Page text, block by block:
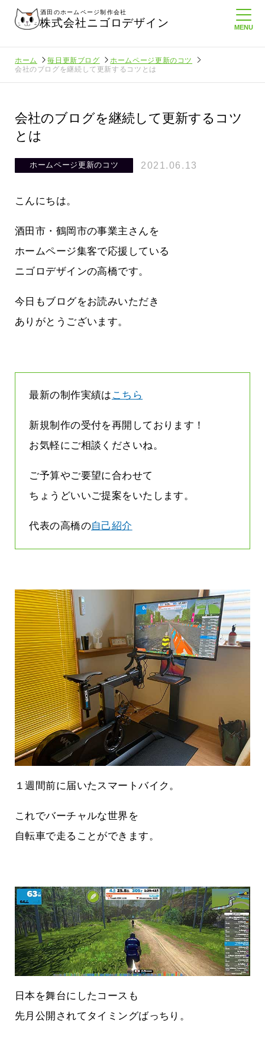
酒田のホームページ制作会社
株式会社ニゴロデザイン
ホーム 毎日更新ブログ
ホームページ更新のコツ
会社のブログを継続して更新するコツとは
会社のブログを継続して更新するコツ
とは
ホームページ更新のコツ 2021.06.13
こんにちは。
酒田市・鶴岡市の事業主さんを
ホームページ集客で応援している
ニゴロデザインの高橋です。
今日もブログをお読みいただき
ありがとうございます。
最新の制作実績は こちら
新規制作の受付を再開しております！
お気軽にご相談くださいね。
ご予算やご要望に合わせて
ちょうどいいご提案をいたします。
代表の高橋の自己紹介
１週間前に届いたスマートバイク。
これでバーチャルな世界を
自転車で走ることができます。
日本を舞台にしたコースも
先月公開されてタイミングばっちり。
り利
酒田商工会議所さんへニゴロ通信を持
って行くときって8～9割方雨なんです
よね